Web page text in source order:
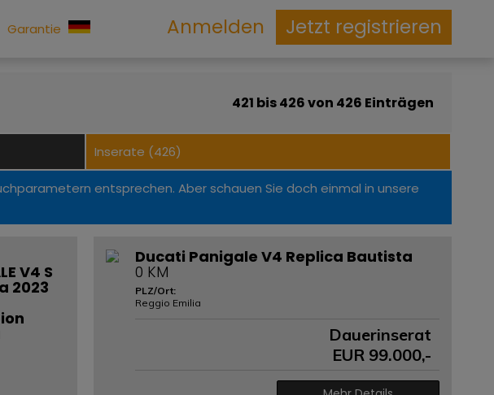
Garantie Anmelden Jetzt registrieren
421 bis 426 von 426 Einträgen
Inserate (426)
entsprechen. Aber schauen Sie doch einmal in unsere
V4 S
2023
Ducati Panigale V4 Replica Bautista
0 KM
PLZ/Ort:
Reggio Emilia
Dauerinserat
EUR 99.000,-